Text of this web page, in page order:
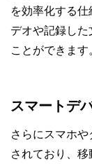
を効率化する
デオや記録し
ことができます
スマートデ
さらにスマホ
されており、